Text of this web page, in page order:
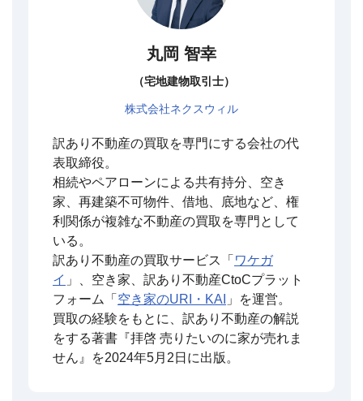
丸岡 智幸
（宅地建物取引士）
株式会社ネクスウィル
訳あり不動産の買取を専門にする会社の代
表取締役。
相続やペアローンによる共有持分、空き
家、再建築不可物件、借地、底地など、権
利関係が複雑な不動産の買取を専門として
いる。
訳あり不動産の買取サービス「 ワケガ
イ 」、空き家、訳あり不動産CtoCプラット
フォーム「 空き家のURI・KAI 」を運営。
買取の経験をもとに、訳あり不動産の解説
をする著書『拝啓 売りたいのに家が売れま
せん』を2024年5月2日に出版。